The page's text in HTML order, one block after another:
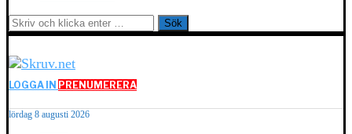
Sök
LOGGA IN PRENUMERERA
lördag 8 augusti 2026